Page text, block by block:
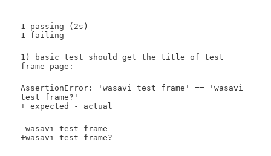
--------------------
1 passing (2s)
1 failing
1) basic test should get the title of test
frame page:
AssertionError: 'wasavi test frame' == 'wasavi
test frame?'
+ expected - actual
-wasavi test frame
+wasavi test frame?